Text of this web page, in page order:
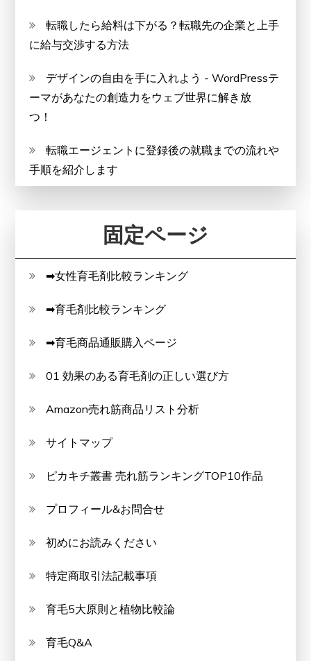
転職したら給料は下がる？転職先の企業と上手
に給与交渉する方法
デザインの自由を手に入れよう - WordPressテ
ーマがあなたの創造力をウェブ世界に解き放
つ！
転職エージェントに登録後の就職までの流れや
手順を紹介します
固定ページ
➡女性育毛剤比較ランキング
➡育毛剤比較ランキング
➡育毛商品通販購入ページ
01 効果のある育毛剤の正しい選び方
Amazon売れ筋商品リスト分析
サイトマップ
ピカキチ叢書 売れ筋ランキングTOP10作品
プロフィール&お問合せ
初めにお読みください
特定商取引法記載事項
育毛5大原則と植物比較論
育毛Q&A